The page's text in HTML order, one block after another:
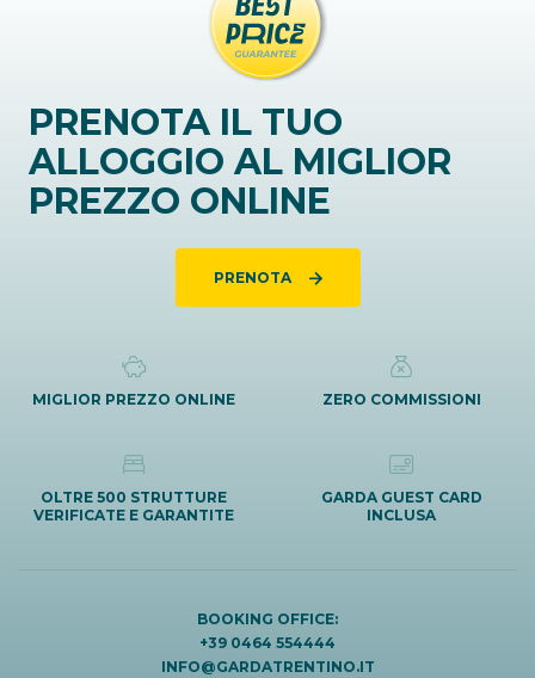
PRENOTA IL TUO
ALLOGGIO AL MIGLIOR
PREZZO ONLINE
PRENOTA
MIGLIOR PREZZO ONLINE ZERO COMMISSIONI
OLTRE 500 STRUTTURE
VERIFICATE E GARANTITE
GARDA GUEST CARD
INCLUSA
BOOKING OFFICE:
+39 0464 554444
INFO@GARDATRENTINO.IT